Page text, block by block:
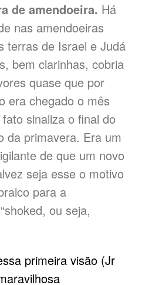
de amendoeira. Há
nas amendoeiras
terras de Israel e Judá
bem clarinhas, cobria
quase que por
era chegado o mês
sinaliza o final do
da primavera. Era um
de que um novo
seja esse o motivo
para a
ou seja,
primeira visão (Jr